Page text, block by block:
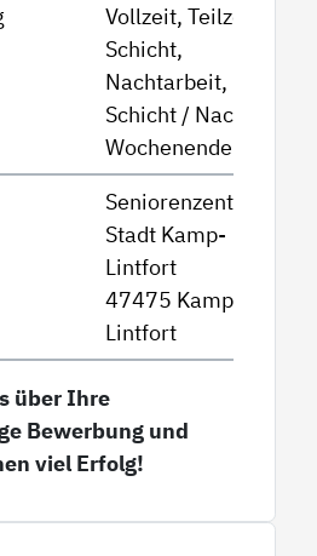
Vollzeit, Teilzeit -
Schicht,
Nachtarbeit,
Schicht / Nacht /
Wochenende
Seniorenzentrum
Stadt Kamp-
Lintfort
47475 Kamp-
Lintfort
über Ihre
Bewerbung und
viel Erfolg!